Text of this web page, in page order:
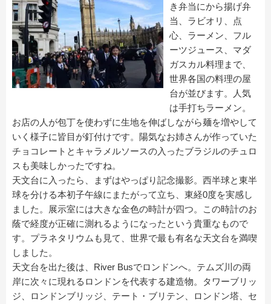
き弁当にから揚げ弁
当、ラビオリ、点
心、ラーメン、フル
ーツジュース、マダ
ガスカル料理まで、
世界各国の料理の屋
台が並びます。人気
は手打ちラーメン。
お店の人が包丁を使わずに生地を伸ばしながら麺を増やして
いく様子に皆目が釘付けです。陽気なお姉さんが作っていた
チョコレートとキャラメルソースの入ったブラジルのチュロ
スも美味しかったですね。
天文台に入ったら、まずはやっぱり記念撮影。西半球と東半
球を分ける本初子午線にまたがって立ち、東経0度を実感し
ました。展示室には大きな金色の時計が四つ。この時計のお
蔭で経度が正確に測れるようになったという貴重なもので
す。プラネタリウムも見て、世界で最も有名な天文台を満喫
しました。
天文台を出た後は、River Busでロンドンへ。テムズ川の両
岸に次々に現れるロンドンを代表する建造物。タワーブリッ
ジ、ロンドンブリッジ、テート・ブリテン、ロンドン塔、セ